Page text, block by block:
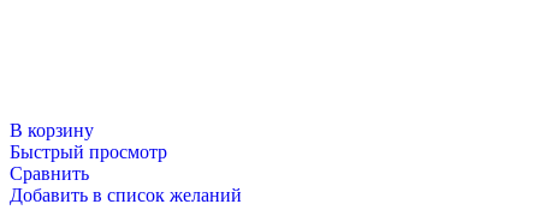
В корзину
Быстрый просмотр
Сравнить
Добавить в список желаний